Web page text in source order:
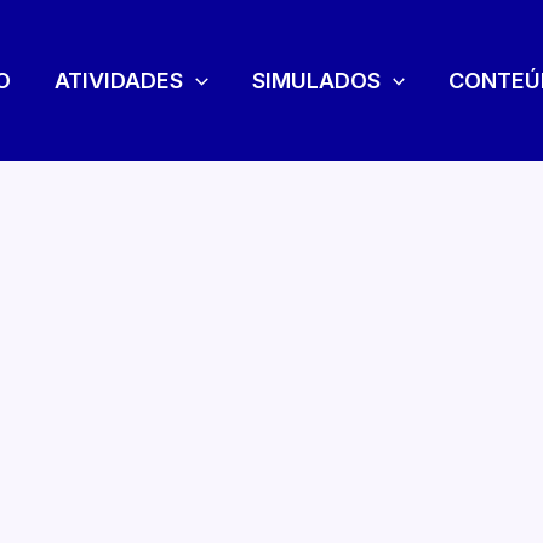
ATIVIDADES SIMULADOS